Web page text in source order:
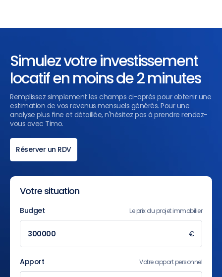
Simulez votre investissement
locatif en moins de 2 minutes
Remplissez simplement les champs ci-après pour obtenir une
estimation de vos revenus mensuels générés. Pour une
analyse plus fine et détaillée, n'hésitez pas à prendre rendez-
vous avec Timo.
Réserver un RDV
Votre situation
Budget Le prix du projet immobilier
€
Apport Votre apport personnel